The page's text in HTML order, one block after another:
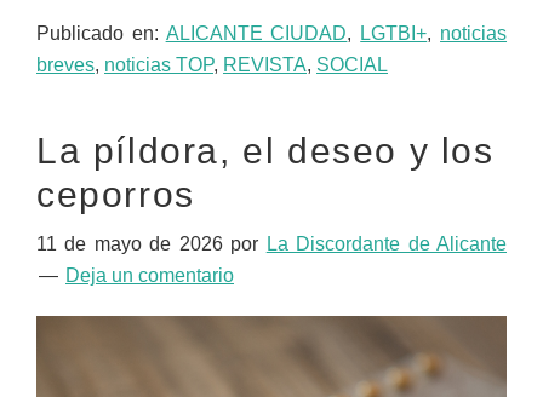
Publicado en: ALICANTE CIUDAD, LGTBI+, noticias
breves, noticias TOP, REVISTA, SOCIAL
La píldora, el deseo y los
ceporros
11 de mayo de 2026por La Discordante de Alicante
Deja un comentario